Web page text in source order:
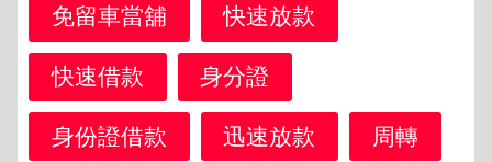
免留車當舖 快速放款
快速借款 身分證
身份證借款 迅速放款 周轉